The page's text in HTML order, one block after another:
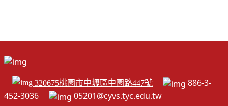
320675桃園市中壢區中園路447號
886-3-
452-3036
05201@cyvs.tyc.edu.tw